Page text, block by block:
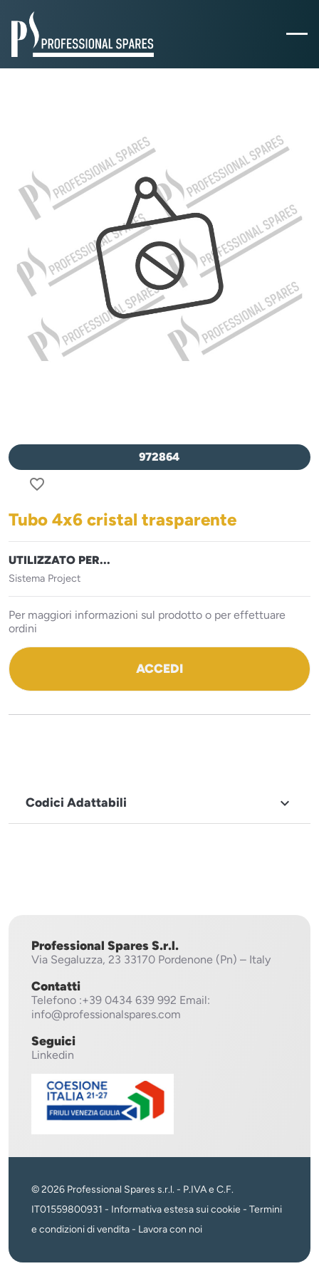
972864
favorite_border
Tubo 4x6 cristal trasparente
UTILIZZATO PER...
Sistema Project
Per maggiori informazioni sul prodotto o per effettuare
ordini
ACCEDI
Codici Adattabili 
Professional Spares S.r.l.
Via Segaluzza, 23 33170 Pordenone (Pn) – Italy
Contatti
Telefono :+39 0434 639 992 Email:
info@professionalspares.com
Seguici
Linkedin
© 2026 Professional Spares s.r.l. - P.IVA e C.F.
IT01559800931 - Informativa estesa sui cookie - Termini
e condizioni di vendita- Lavora con noi